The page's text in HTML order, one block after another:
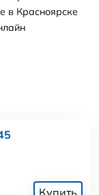
в Красноярске